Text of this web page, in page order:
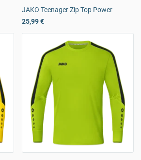
JAKO Teenager Zip Top Power
25,99 €